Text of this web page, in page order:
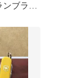
ブラー